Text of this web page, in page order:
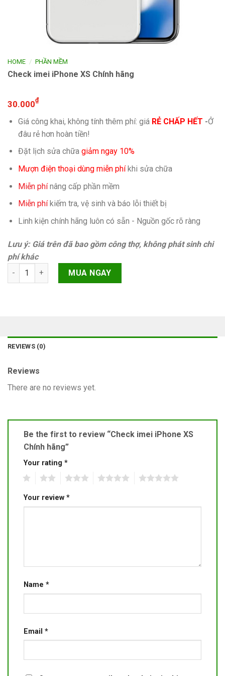
HOME / PHẦN MỀM
Check imei iPhone XS Chính hãng
30.000₫
Giá công khai, không tính thêm phí: giá RẺ CHẤP HẾT -Ở
đâu rẻ hơn hoàn tiền!
Đặt lịch sửa chữa giảm ngay 10%
Mượn điện thoại dùng miễn phíkhi sửa chữa
Miễn phínâng cấp phần mềm
Miễn phíkiếm tra, vệ sinh và báo lỗi thiết bị
Linh kiện chính hãng luôn có sẵn - Nguồn gốc rõ ràng
Lưu ý: Giá trên đã bao gồm công thợ, không phát sinh chi
phí khác
Check imei iPhone XS Chính hãng quantity
MUA NGAY
REVIEWS (0)
Reviews
There are no reviews yet.
Be the first to review “Check imei iPhone XS
Chính hãng”
Your rating *
Your review *
Name *
Email *